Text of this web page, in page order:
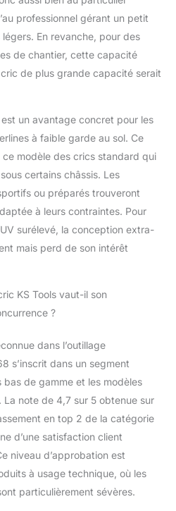
professionnel gérant un petit
En revanche, pour des
de chantier, cette capacité
de plus grande capacité serait
un avantage concret pour les
à faible garde au sol. Ce
modèle des crics standard qui
certains châssis. Les
ou préparés trouveront
à leurs contraintes. Pour
surélevé, la conception extra-
mais perd de son intérêt
KS Tools vaut-il son
?
dans l’outillage
s’inscrit dans un segment
de gamme et les modèles
note de 4,7 sur 5 obtenue sur
en top 2 de la catégorie
d’une satisfaction client
niveau d’approbation est
à usage technique, où les
particulièrement sévères.